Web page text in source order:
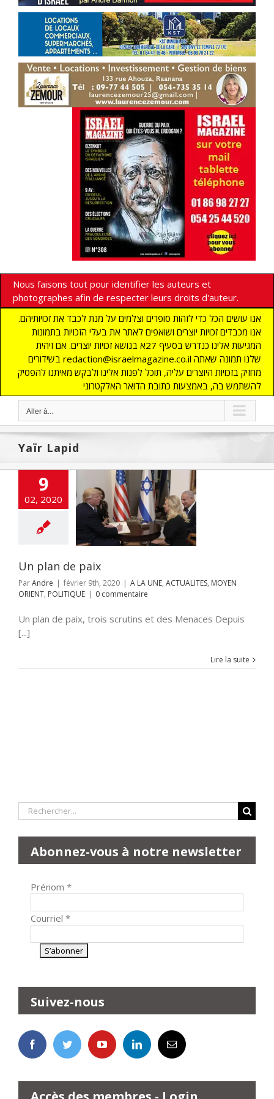
Nous faisons tout pour identifier les auteurs et
photographes afin de respecter leurs droits d'auteur.
אנו עושים הכל כדי לזהות סופרים וצלמים על מנת לכבד את זכויותיהם.
אנו מכבדים זכויות יוצרים ושואפים לאתר את בעלי הזכויות בתמונות
המגיעות אלינו כנדרש בסעיף 27א בנושא זכויות יוצרים. אם זיהית
בשידורים redaction@israelmagazine.co.il שלנו תמונה שאתה
מחזיק בזכויות היוצרים עליה, תוכל לפנות אלינו ולבקש מאיתנו להפסיק
להשתמש בה, באמצעות כתובת הדואר האלקטרוני
Aller à...
Yaïr Lapid
9
02, 2020
de paix
ACTUALITES
POLITIQUE
Un plan de paix
ParAndre | février 9th, 2020 | A LA UNE, ACTUALITES, MOYEN
ORIENT, POLITIQUE | 0 commentaire
Un plan de paix, trois scrutins et des Menaces Depuis
[...]
Lire la suite
Rechercher:
Abonnez-vous à notre newsletter
Prénom *
Courriel *
Suivez-nous